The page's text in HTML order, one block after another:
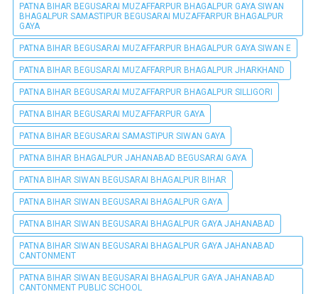
PATNA BIHAR BEGUSARAI MUZAFFARPUR BHAGALPUR GAYA SIWAN
BHAGALPUR SAMASTIPUR BEGUSARAI MUZAFFARPUR BHAGALPUR
GAYA
PATNA BIHAR BEGUSARAI MUZAFFARPUR BHAGALPUR GAYA SIWAN E
PATNA BIHAR BEGUSARAI MUZAFFARPUR BHAGALPUR JHARKHAND
PATNA BIHAR BEGUSARAI MUZAFFARPUR BHAGALPUR SILLIGORI
PATNA BIHAR BEGUSARAI MUZAFFARPUR GAYA
PATNA BIHAR BEGUSARAI SAMASTIPUR SIWAN GAYA
PATNA BIHAR BHAGALPUR JAHANABAD BEGUSARAI GAYA
PATNA BIHAR SIWAN BEGUSARAI BHAGALPUR BIHAR
PATNA BIHAR SIWAN BEGUSARAI BHAGALPUR GAYA
PATNA BIHAR SIWAN BEGUSARAI BHAGALPUR GAYA JAHANABAD
PATNA BIHAR SIWAN BEGUSARAI BHAGALPUR GAYA JAHANABAD
CANTONMENT
PATNA BIHAR SIWAN BEGUSARAI BHAGALPUR GAYA JAHANABAD
CANTONMENT PUBLIC SCHOOL